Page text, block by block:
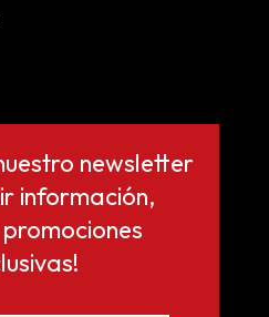
newsletter
información,